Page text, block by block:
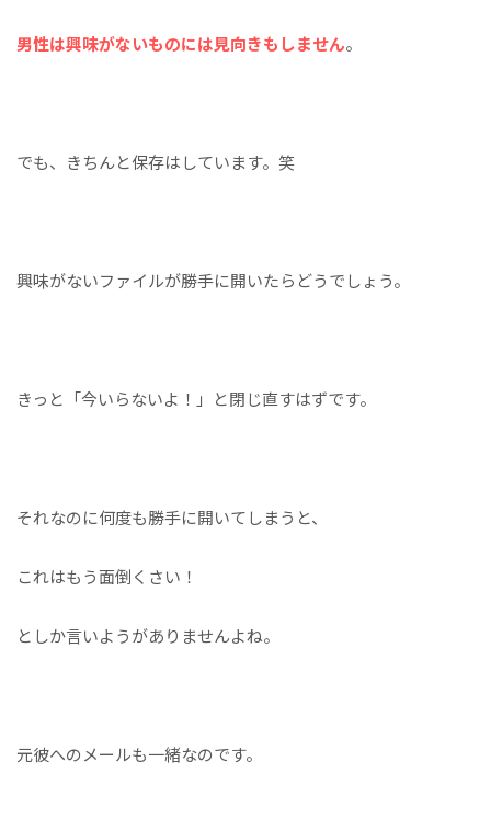
男性は興味がないものには見向きもしません。
でも、きちんと保存はしています。笑
興味がないファイルが勝手に開いたらどうでしょう。
きっと「今いらないよ！」と閉じ直すはずです。
それなのに何度も勝手に開いてしまうと、
これはもう面倒くさい！
としか言いようがありませんよね。
元彼へのメールも一緒なのです。